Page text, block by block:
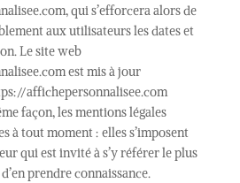
qui s’efforcera alors de
aux utilisateurs les dates et
Le site web
est mis à jour
affichepersonnalisee.com
façon, les mentions légales
à tout moment : elles s’imposent
qui est invité à s’y référer le plus
prendre connaissance.